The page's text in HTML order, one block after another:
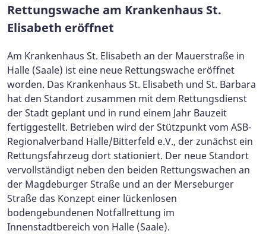
Rettungswache am Krankenhaus St.
Elisabeth eröffnet
Am Krankenhaus St. Elisabeth an der Mauerstraße in
Halle (Saale) ist eine neue Rettungswache eröffnet
worden. Das Krankenhaus St. Elisabeth und St. Barbara
hat den Standort zusammen mit dem Rettungsdienst
der Stadt geplant und in rund einem Jahr Bauzeit
fertiggestellt. Betrieben wird der Stützpunkt vom ASB-
Regionalverband Halle/Bitterfeld e.V., der zunächst ein
Rettungsfahrzeug dort stationiert. Der neue Standort
vervollständigt neben den beiden Rettungswachen an
der Magdeburger Straße und an der Merseburger
Straße das Konzept einer lückenlosen
bodengebundenen Notfallrettung im
Innenstadtbereich von Halle (Saale).